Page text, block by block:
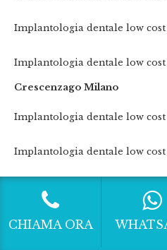
Implantologia dentale low cost
Implantologia dentale low
Crescenzago Milano
Implantologia dentale low cost
Implantologia dentale low cost
Crescenzago Milano
CHIAMA ORA